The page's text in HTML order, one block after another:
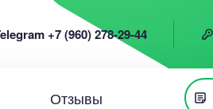
+7 (960) 278-29-44
Отзывы